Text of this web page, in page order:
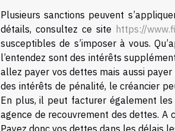
Plusieurs sanctions peuvent
détails, consultez ce site https://
susceptibles de s’imposer à vous.
l’entendez sont des intérêts
allez payer vos dettes mais aussi payer
des intérêts de pénalité, le créancier
En plus, il peut facturer également les
agence de recouvrement des dettes. A
Payez donc vos dettes dans les délais